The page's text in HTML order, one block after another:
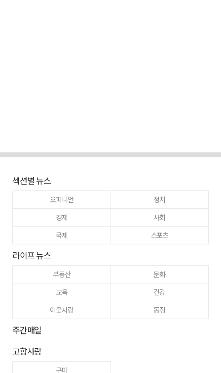
섹션별 뉴스
오피니언
정치
경제
사회
국제
스포츠
라이프 뉴스
부동산
문화
교육
건강
이웃사랑
동정
주간매일
고향사랑
구미